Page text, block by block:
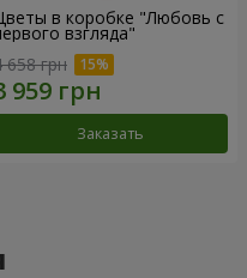
в коробке "Любовь с
взгляда"
658 грн
Заказать